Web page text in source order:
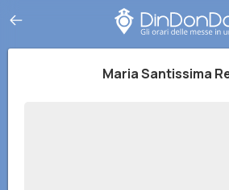
Maria Santissima